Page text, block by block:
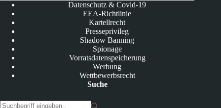
Datenschutz & Covid-19
EEA-Richtlinie
Kartellrecht
Presseprivileg
Shadow Banning
Spionage
Vorratsdatenspeicherung
Werbung
Wettbewerbsrecht
Suche